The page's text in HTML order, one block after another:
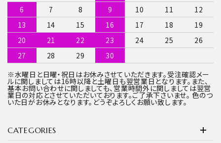
CATEGORIES
6
7 8 9 10 11
12
13
14 15 16 17 18
19
20
21 22 23 24 25
26
27
28 29
30
※水曜日と日曜・祝日はお休みさせていただきます。受注確認メー
ルに関しましては16時以降と土曜日も翌営業日となります。また、
基本お問い合わせに関しましても、営業時間外に関しましては翌営
業日の対応とさせていただいております。ご了承下さいませ。 色のつ
いた日がお休みとなります。どうぞよろしくお願い致します。